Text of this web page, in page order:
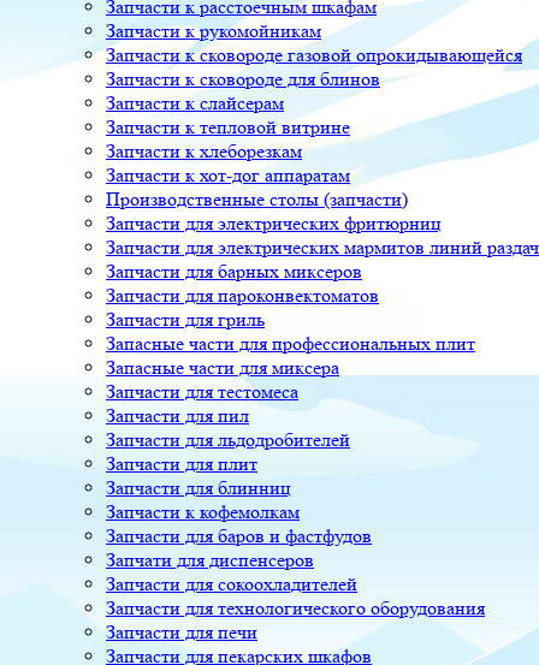
Запчасти к расстоечным шкафам
Запчасти к рукомойникам
Запчасти к сковороде газовой опрокидывающейся
Запчасти к сковороде для блинов
Запчасти к слайсерам
Запчасти к тепловой витрине
Запчасти к хлеборезкам
Запчасти к хот-дог аппаратам
Производственные столы (запчасти)
Запчасти для электрических фритюрниц
Запчасти для электрических мармитов линий
Запчасти для барных миксеров
Запчасти для пароконвектоматов
Запчасти для гриль
Запасные части для профессиональных плит
Запасные части для миксера
Запчасти для тестомеса
Запчасти для пил
Запчасти для льдодробителей
Запчасти для плит
Запчасти для блинниц
Запчасти к кофемолкам
Запчасти для баров и фастфудов
Запчати для диспенсеров
Запчасти для сокоохладителей
Запчасти для технологического оборудования
Запчасти для печи
Запчасти для пекарских шкафов